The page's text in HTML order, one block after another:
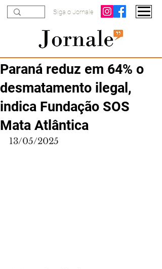
Siga o Jornale
Paraná reduz em 64% o
desmatamento ilegal,
indica Fundação SOS
Mata Atlântica
13/05/2025